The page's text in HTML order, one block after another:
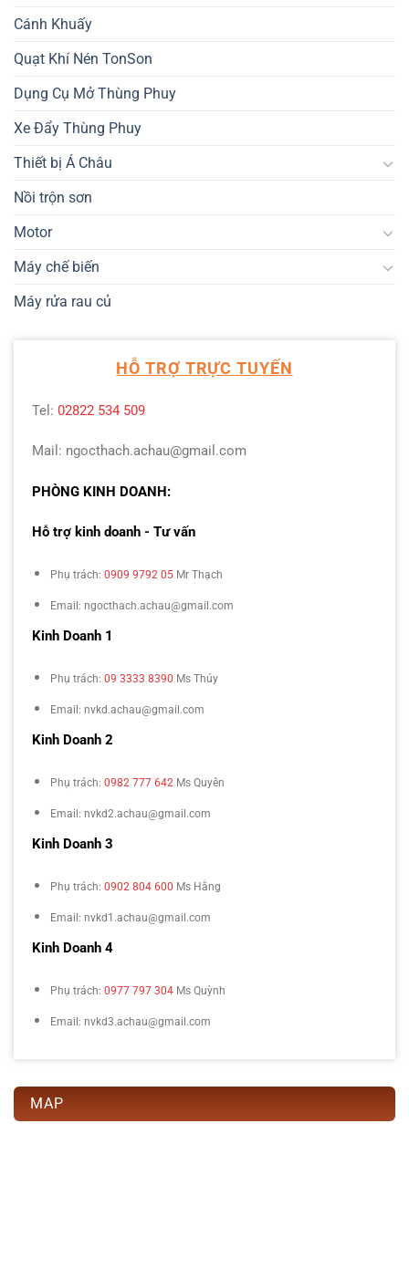
Cánh Khuấy
Quạt Khí Nén TonSon
Dụng Cụ Mở Thùng Phuy
Xe Đẩy Thùng Phuy
Thiết bị Á Châu
Nồi trộn sơn
Motor
Máy chế biến
Máy rửa rau củ
HỖ TRỢ TRỰC TUYẾN
Tel: 02822 534 509
Mail: ngocthach.achau@gmail.com
PHÒNG KINH DOANH:
Hỗ trợ kinh doanh - Tư vấn
Phụ trách: 0909 9792 05 Mr Thạch
Email: ngocthach.achau@gmail.com
Kinh Doanh 1
Phụ trách: 09 3333 8390 Ms Thúy
Email: nvkd.achau@gmail.com
Kinh Doanh 2
Phụ trách: 0982 777 642 Ms Quyên
Email: nvkd2.achau@gmail.com
Kinh Doanh 3
Phụ trách: 0902 804 600 Ms Hằng
Email: nvkd1.achau@gmail.com
Kinh Doanh 4
Phụ trách: 0977 797 304 Ms Quỳnh
Email: nvkd3.achau@gmail.com
MAP